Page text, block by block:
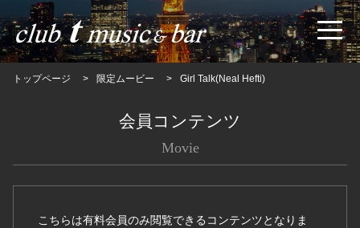
トップページ 限定ムービー Girl Talk(Neal Hefti)
会員コンテンツ
Movie
こちらは有料会員のみ閲覧できるコンテンツとなりま